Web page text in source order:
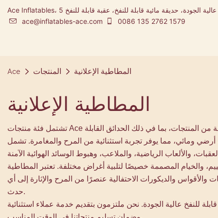
Ace Inflatables، شركة تصنيع المطاطية ومصممة مدينة ملاهي قابلة للنفخ عالية الجودة، حديقة مائية قابلة للنفخ، عقبة قابلة للنفخ 5K
ace@inflatables-ace.com
0086 135 2762 1579
Ace المنتجات المطاطية الإعلانية
المطاطية الإعلانية
تشتمل فئة منتجات Ace المطاطية على مجموعة واسعة من المنتجات القابلة للنفخ التي تلبي الاحتياجات والتفضيلات المتنوعة لعملائنا. نحن متخصصون في مجموعة من المنتجات، بما في ذلك الحدائق القابلة
أرضي ومائي، مما يوفر تجربة استثنائية من المرح والمغامرة. تشمل
والخيام المصممة خصيصًا لتلبية أغراض مختلفة. تعتبر المطاطية
والأقواس والديكورات الاحتفالية عنصرًا من المرح والإثارة إلى أي
حدث.
للنفخ عالية الجودة. نحن ملتزمون بتقديم خدمة عملاء استثنائية